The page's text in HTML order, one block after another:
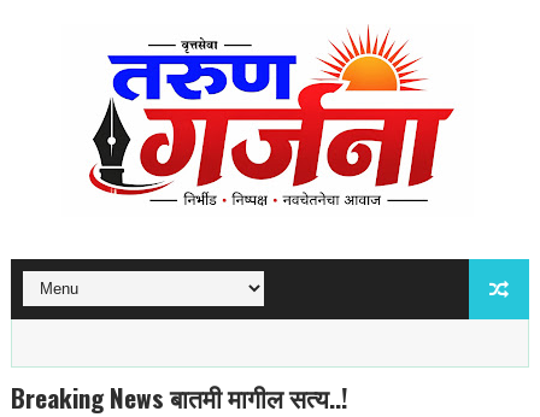
Breaking News बातमी मागील सत्य..!